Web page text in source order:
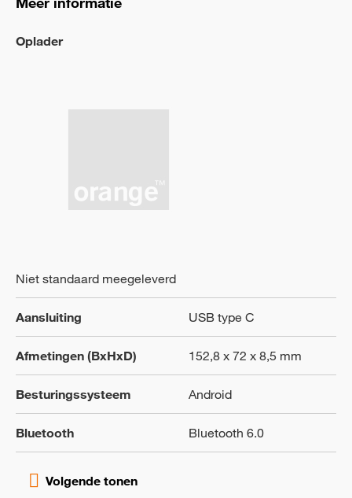
Oplader
Niet standaard meegeleverd
Aansluiting USB type C
Afmetingen (BxHxD) 152,8 x 72 x 8,5 mm
Besturingssysteem Android
Bluetooth Bluetooth 6.0